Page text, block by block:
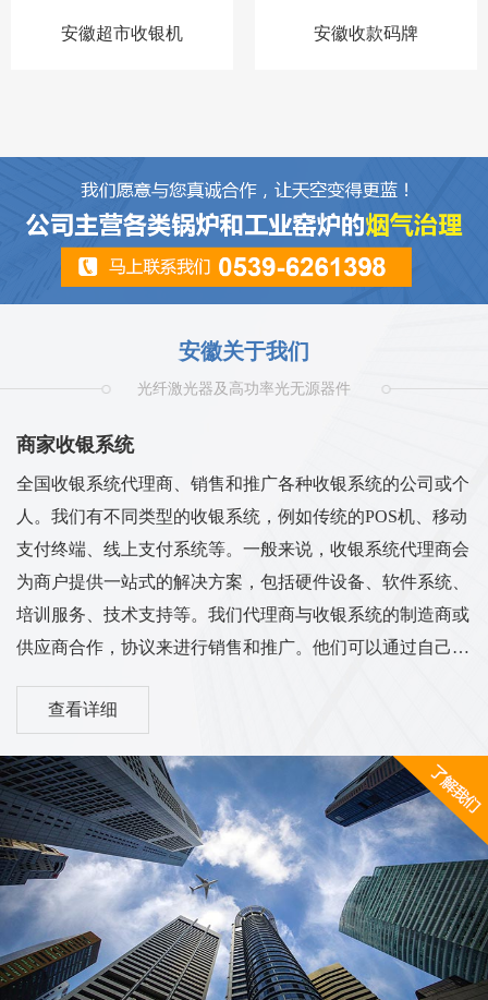
安徽超市收银机 安徽收款码牌
安徽关于我们
光纤激光器及高功率光无源器件
商家收银系统
全国收银系统代理商、销售和推广各种收银系统的公司或个
人。我们有不同类型的收银系统，例如传统的POS机、移动
支付终端、线上支付系统等。一般来说，收银系统代理商会
为商户提供一站式的解决方案，包括硬件设备、软件系统、
培训服务、技术支持等。我们代理商与收银系统的制造商或
供应商合作，协议来进行销售和推广。他们可以通过自己的
实现销售和服务的业务目标。我们的工作范围和服务内容可
他们需要与客户进行沟通，了解客户的需求，并为他们提供
适合的收银系统解决方案。同时，代理商也需与收银系统供
应商保持密切的合作关系，...
查看详细